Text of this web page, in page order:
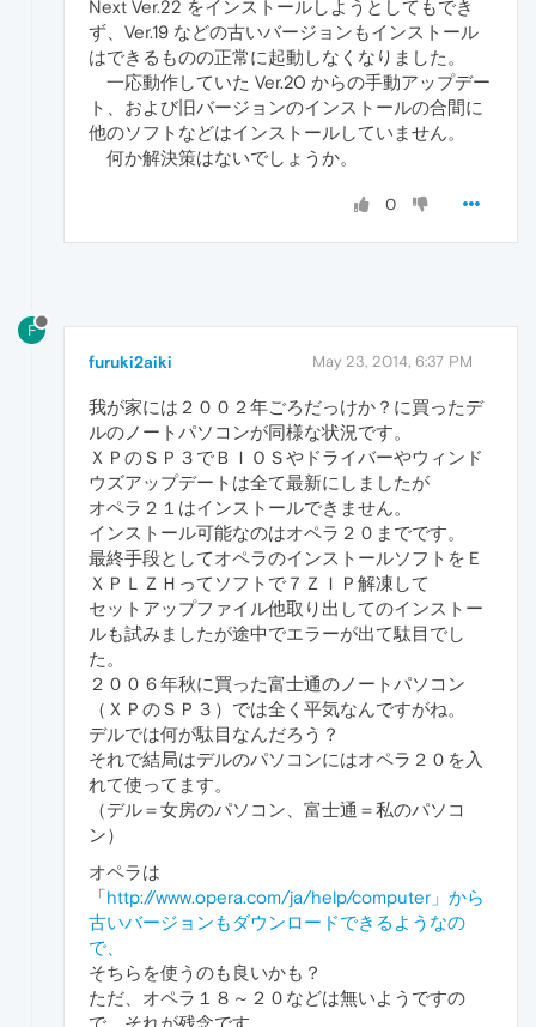
Next Ver.22 をインストールしようとしてもでき
ず、Ver.19 などの古いバージョンもインストール
はできるものの正常に起動しなくなりました。
一応動作していた Ver.20 からの手動アップデー
ト、および旧バージョンのインストールの合間に
他のソフトなどはインストールしていません。
何か解決策はないでしょうか。
0
F
furuki2aiki May 23, 2014, 6:37 PM
我が家には２００２年ごろだっけか？に買ったデ
ルのノートパソコンが同様な状況です。
ＸＰのＳＰ３でＢＩＯＳやドライバーやウィンド
ウズアップデートは全て最新にしましたが
オペラ２１はインストールできません。
インストール可能なのはオペラ２０までです。
最終手段としてオペラのインストールソフトをＥ
ＸＰＬＺＨってソフトで７ＺＩＰ解凍して
セットアップファイル他取り出してのインストー
ルも試みましたが途中でエラーが出て駄目でし
た。
２００６年秋に買った富士通のノートパソコン
（ＸＰのＳＰ３）では全く平気なんですがね。
デルでは何が駄目なんだろう？
それで結局はデルのパソコンにはオペラ２０を入
れて使ってます。
（デル＝女房のパソコン、富士通＝私のパソコ
ン）
オペラは
「http://www.opera.com/ja/help/computer」から
古いバージョンもダウンロードできるようなの
で、
そちらを使うのも良いかも？
ただ、オペラ１８～２０などは無いようですの
で、それが残念です。